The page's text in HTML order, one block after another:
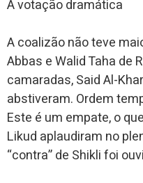
A votação dramática
A coalizão não teve
Abbas e Walid Taha de
camaradas, Said Al-
abstiveram. Ordem
Este é um empate, o
Likud aplaudiram no
“contra” de Shikli foi